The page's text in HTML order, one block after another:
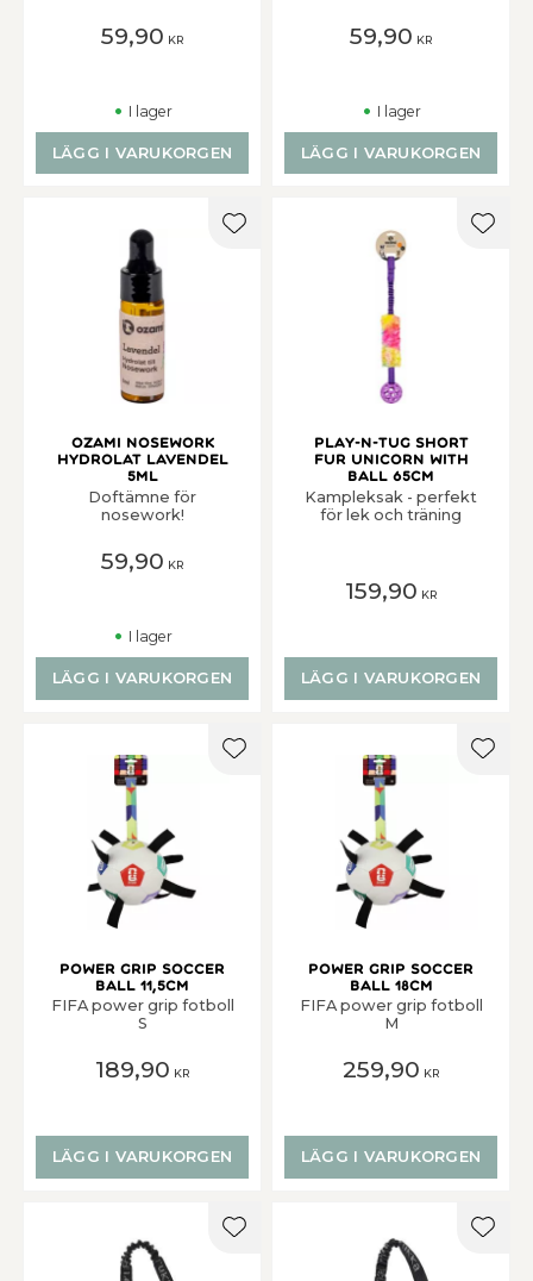
59,90 KR
I lager
LÄGG I VARUKORGEN
59,90 KR
I lager
LÄGG I VARUKORGEN
Ozami Nosework
Hydrolat Lavendel
5ml
Doftämne för
nosework!
59,90 KR
Lägg till i favoriter
I lager
LÄGG I VARUKORGEN
Play-n-tug Short
Fur Unicorn With
Ball 65cm
Kampleksak - perfekt
för lek och träning
159,90 KR
LÄGG I VARUKORGEN
Power Grip Soccer
Ball 11,5cm
​FIFA power grip fotboll
S
189,90 KR
Lägg till i favoriter
LÄGG I VARUKORGEN
Power Grip Soccer
Ball 18cm
​FIFA power grip fotboll
M
259,90 KR
LÄGG I VARUKORGEN
Lägg till i favoriter